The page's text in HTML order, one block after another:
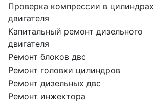
Проверка компрессии в цилиндрах
двигателя
Капитальный ремонт дизельного
двигателя
Ремонт блоков двс
Ремонт головки цилиндров
Ремонт дизельных двс
Ремонт инжектора